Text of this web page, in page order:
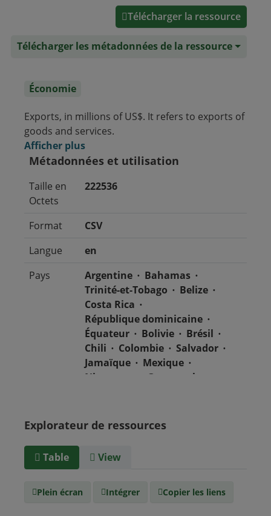
Télécharger la ressource
Télécharger les métadonnées de la ressource
Économie
Exports, in millions of US$. It refers to exports of
goods and services.
Afficher plus
Métadonnées et utilisation
Taille en
Octets
222536
Format
CSV
Langue
en
Pays
Argentine
Bahamas
Trinité-et-Tobago
Belize
Costa Rica
République dominicaine
Équateur
Bolivie
Brésil
Chili
Colombie
Salvador
Jamaïque
Mexique
Nicaragua
Guatemala
Venezuela
Barbade
Type de
text/csv
Explorateur de ressources
Table View
Plein écran Intégrer Copier les liens